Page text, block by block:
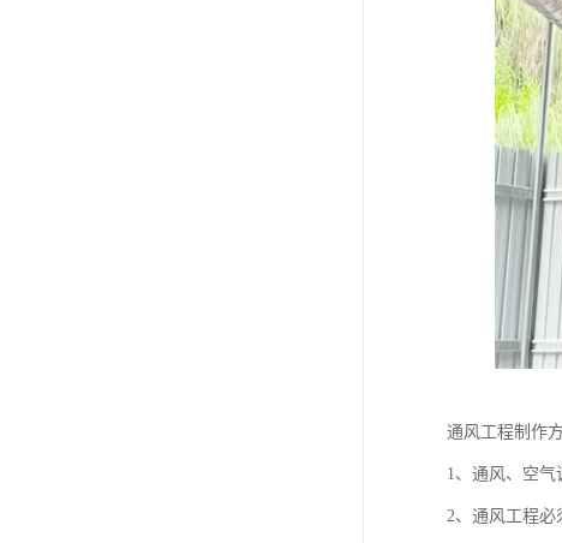
通风工程制作方
1、通风、空气
2、通风工程必